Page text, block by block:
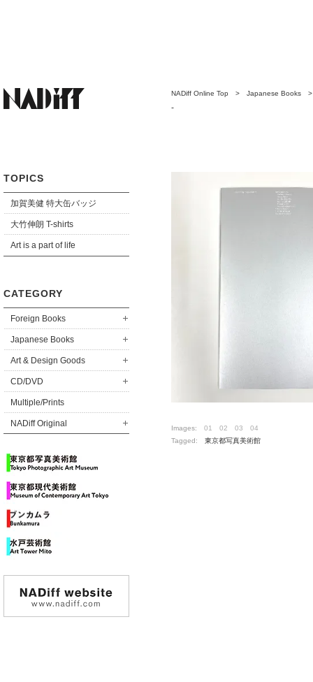
TOPICS
加賀美健 特大缶バッジ
大竹伸朗 T-shirts
Art is a part of life
CATEGORY
Foreign Books
Japanese Books
Art & Design Goods
CD/DVD
Multiple/Prints
NADiff Original
NADiff Online Top > Japanese Books
-
Images: 01 02 03
04
Tagged: 東京都写真美術館